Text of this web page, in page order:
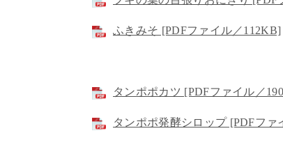
ふきみそ [PDFファイル／112KB]
タンポポカツ [PDFファイル／
タンポポ発酵シロップ [PDFファ